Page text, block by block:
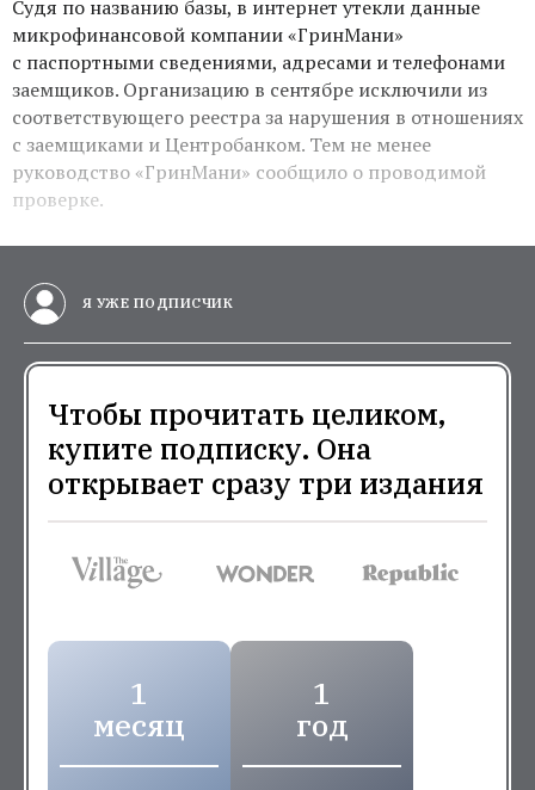
Судя по названию базы, в интернет утекли данные
микрофинансовой компании «ГринМани»
с паспортными сведениями, адресами и телефонами
заемщиков. Организацию в сентябре исключили из
соответствующего реестра за нарушения в отношениях
с заемщиками и Центробанком. Тем не менее
руководство «ГринМани» сообщило о проводимой
проверке.
Я УЖЕ ПОДПИСЧИК
Чтобы прочитать целиком,
купите подписку. Она
открывает сразу три издания
1
месяц
1
год